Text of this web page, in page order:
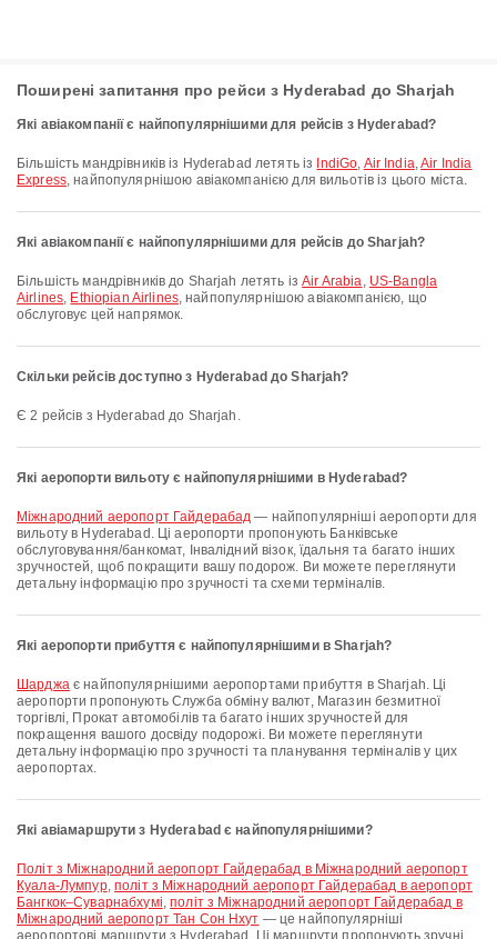
Поширені запитання про рейси з Hyderabad до Sharjah
Які авіакомпанії є найпопулярнішими для рейсів з Hyderabad?
Більшість мандрівників із Hyderabad летять із IndiGo, Air India,Air India
Express, найпопулярнішою авіакомпанією для вильотів із цього міста.
Які авіакомпанії є найпопулярнішими для рейсів до Sharjah?
Більшість мандрівників до Sharjah летять ізAir Arabia, US-Bangla
Airlines, Ethiopian Airlines, найпопулярнішою авіакомпанією, що
обслуговує цей напрямок.
Скільки рейсів доступно з Hyderabad до Sharjah?
Є 2 рейсів з Hyderabad до Sharjah.
Які аеропорти вильоту є найпопулярнішими в Hyderabad?
Міжнародний аеропорт Гайдерабад — найпопулярніші аеропорти для
вильоту в Hyderabad. Ці аеропорти пропонують Банківське
обслуговування/банкомат, Інвалідний візок, їдальня та багато інших
зручностей, щоб покращити вашу подорож. Ви можете переглянути
детальну інформацію про зручності та схеми терміналів.
Які аеропорти прибуття є найпопулярнішими в Sharjah?
Шарджає найпопулярнішими аеропортами прибуття в Sharjah. Ці
аеропорти пропонують Служба обміну валют, Магазин безмитної
торгівлі, Прокат автомобілів та багато інших зручностей для
покращення вашого досвіду подорожі. Ви можете переглянути
детальну інформацію про зручності та планування терміналів у цих
аеропортах.
Які авіамаршрути з Hyderabad є найпопулярнішими?
політ з Міжнародний аеропорт Гайдерабад в Міжнародний аеропорт
Куала-Лумпур, політ з Міжнародний аеропорт Гайдерабад в аеропорт
Бангкок–Суварнабхумі,політ з Міжнародний аеропорт Гайдерабад в
Міжнародний аеропорт Тан Сон Нхут — це найпопулярніші
аеропортові маршрути з Hyderabad. Ці маршрути пропонують зручні